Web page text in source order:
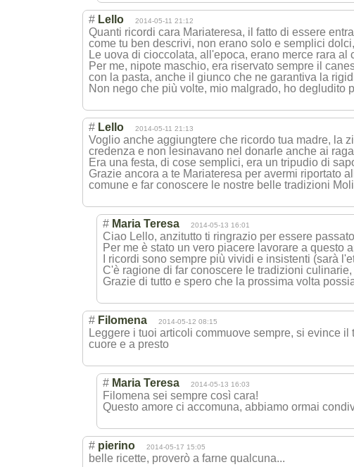
# Lello 2014-05-11 21:12
Quanti ricordi cara Mariateresa, il fatto di essere
come tu ben descrivi, non erano solo e semplici
Le uova di cioccolata, all'epoca, erano merce rara
Per me, nipote maschio, era riservato sempre il
con la pasta, anche il giunco che ne garantiva la
Non nego che più volte, mio malgrado, ho degludito
# Lello 2014-05-11 21:13
Voglio anche aggiungtere che ricordo tua madre, la
credenza e non lesinavano nel donarle anche ai
Era una festa, di cose semplici, era un tripudio di
Grazie ancora a te Mariateresa per avermi riportato
comune e far conoscere le nostre belle tradizioni
# Maria Teresa 2014-05-13 16:01
Ciao Lello, anzitutto ti ringrazio per essere
Per me è stato un vero piacere lavorare a questo
I ricordi sono sempre più vividi e insistenti (sarà
C'è ragione di far conoscere le tradizioni
Grazie di tutto e spero che la prossima volta
# Filomena 2014-05-12 08:15
Leggere i tuoi articoli commuove sempre, si evince
cuore e a presto
# Maria Teresa 2014-05-13 16:03
Filomena sei sempre così cara!
Questo amore ci accomuna, abbiamo ormai
# pierino 2014-05-17 15:05
belle ricette, proverò a farne qualcuna...